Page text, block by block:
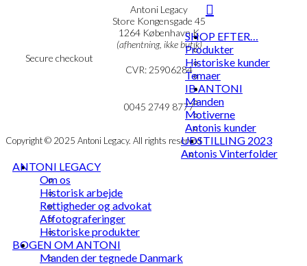
vælges
på
varesiden
Secure checkout
Antoni Legacy
Store Kongensgade 45
1264 København K
(afhentning, ikke butik)
CVR: 25906284
mail@ibantoni.com
0045 2749 8777
Copyright © 2025 Antoni Legacy. All rights reserved
SHOP EFTER…
Produkter
Historiske kunder
Temaer
IB ANTONI
Manden
Motiverne
Antonis kunder
UDSTILLING 2023
Antonis Vinterfolder
ANTONI LEGACY
Om os
Historisk arbejde
Rettigheder og advokat
Affotograferinger
Historiske produkter
BOGEN OM ANTONI
Manden der tegnede Danmark